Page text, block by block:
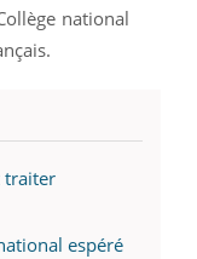
national
traiter
espéré